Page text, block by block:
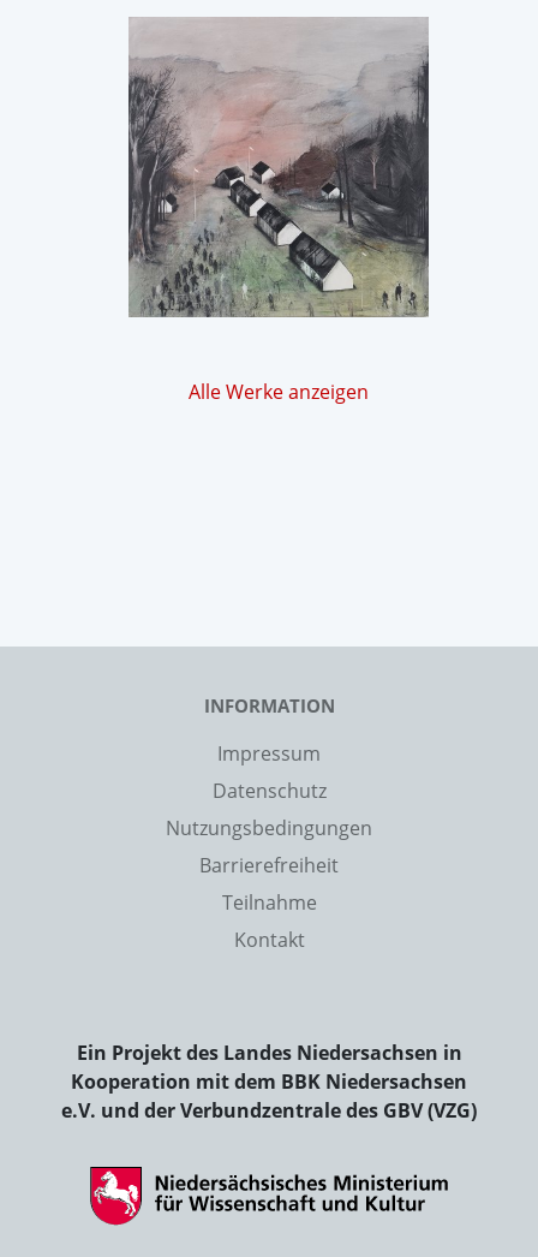
Alle Werke anzeigen
INFORMATION
Impressum
Datenschutz
Nutzungsbedingungen
Barrierefreiheit
Teilnahme
Kontakt
Ein Projekt des Landes Niedersachsen in
Kooperation mit dem BBK Niedersachsen
e.V. und der Verbundzentrale des GBV (VZG)